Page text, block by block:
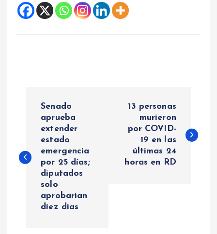
v
e
Senado
aprueba
extender
estado
emergencia
por 25 días;
diputados
solo
aprobarían
diez días
13 personas
murieron
por COVID-
19 en las
últimas 24
horas en RD